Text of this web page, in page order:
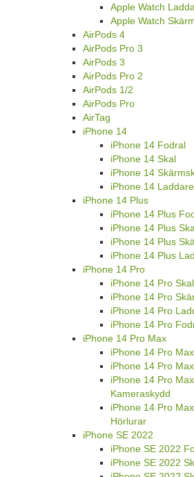
Apple Watch
Apple Watch
AirPods 4
AirPods Pro 3
AirPods 3
AirPods Pro 2
AirPods 1/2
AirPods Pro
AirTag
iPhone 14
iPhone 14 Fodral
iPhone 14 Skal
iPhone 14
iPhone 14
iPhone 14 Plus
iPhone 14 Plus
iPhone 14 Plus
iPhone 14 Plus
iPhone 14 Plus
iPhone 14 Pro
iPhone 14 Pro Skal
iPhone 14 Pro
iPhone 14 Pro
iPhone 14 Pro
iPhone 14 Pro Max
iPhone 14 Pro
iPhone 14 Pro
iPhone 14 Pro
Kameraskydd
iPhone 14 Pro
Hörlurar
iPhone SE 2022
iPhone SE 2022
iPhone SE 2022